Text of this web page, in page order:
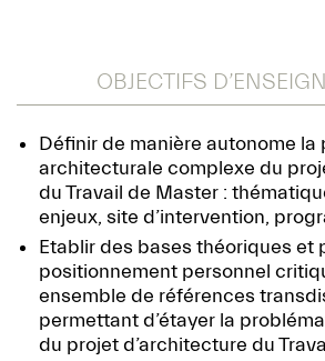
OBJECTIFS
Définir de manière autonome
architecturale complexe du
du Travail de Master :
enjeux, site d’intervention,
Etablir des bases théoriques et
positionnement personnel
ensemble de références
permettant d’étayer la
du projet d’architecture du